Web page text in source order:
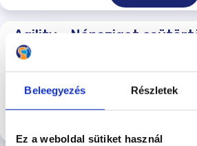
Beleegyezés Részletek
Ez a weboldal sütiket használ
Agility – Népsziget
Agility 18:30- 20:00
2026-08-20 18:30
Népszigeti Kutyasuli